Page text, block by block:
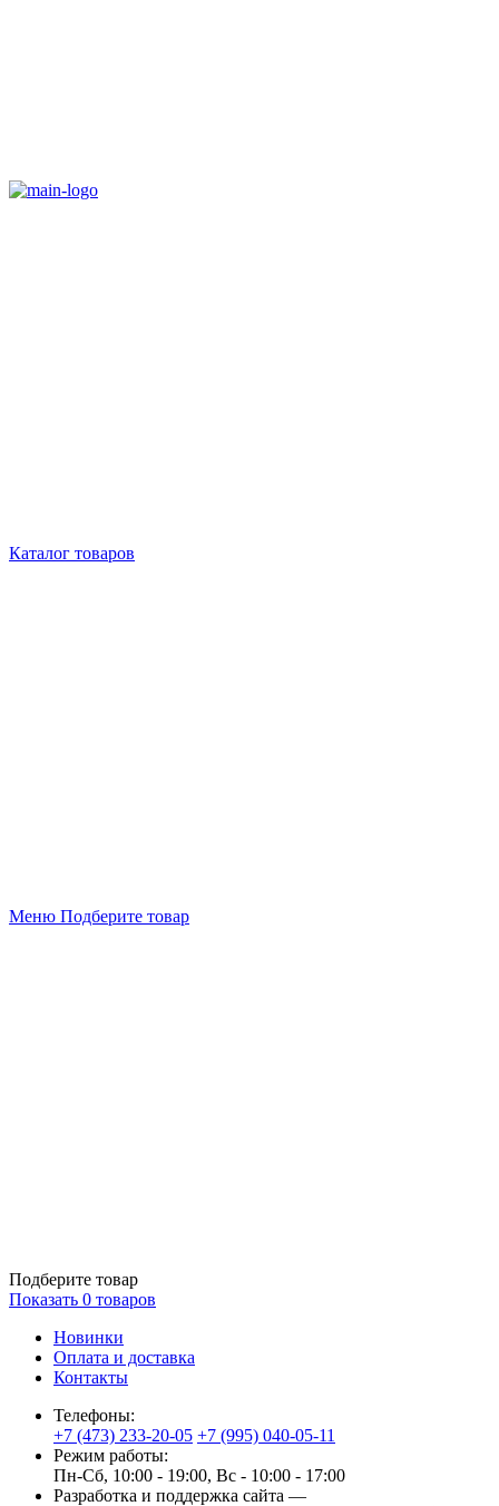
Каталог товаров
Меню Подберите товар
Подберите товар
Показать 0 товаров
Новинки
Оплата и доставка
Контакты
Телефоны:
+7 (473) 233-20-05 +7 (995) 040-05-11
Режим работы:
Пн-Сб, 10:00 - 19:00, Вс - 10:00 - 17:00
Разработка и поддержка сайта —